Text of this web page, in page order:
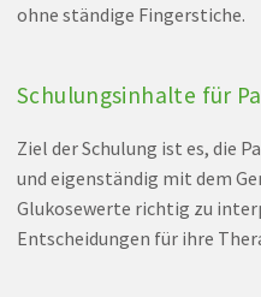
ohne ständige Fingerstiche.
Schulungsinhalte für
Ziel der Schulung ist es, die
und eigenständig mit dem
Glukosewerte richtig zu
Entscheidungen für ihre